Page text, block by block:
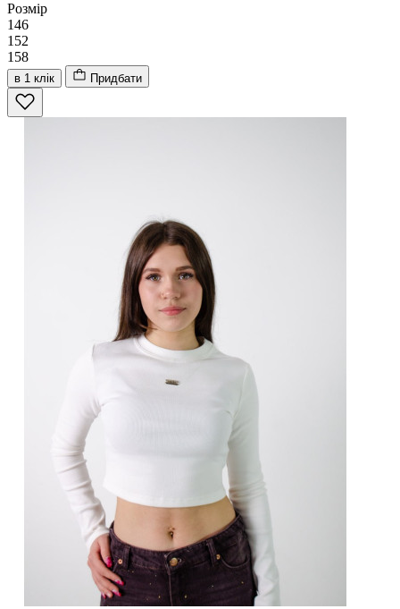
Розмір
146
152
158
в 1 клік Придбати